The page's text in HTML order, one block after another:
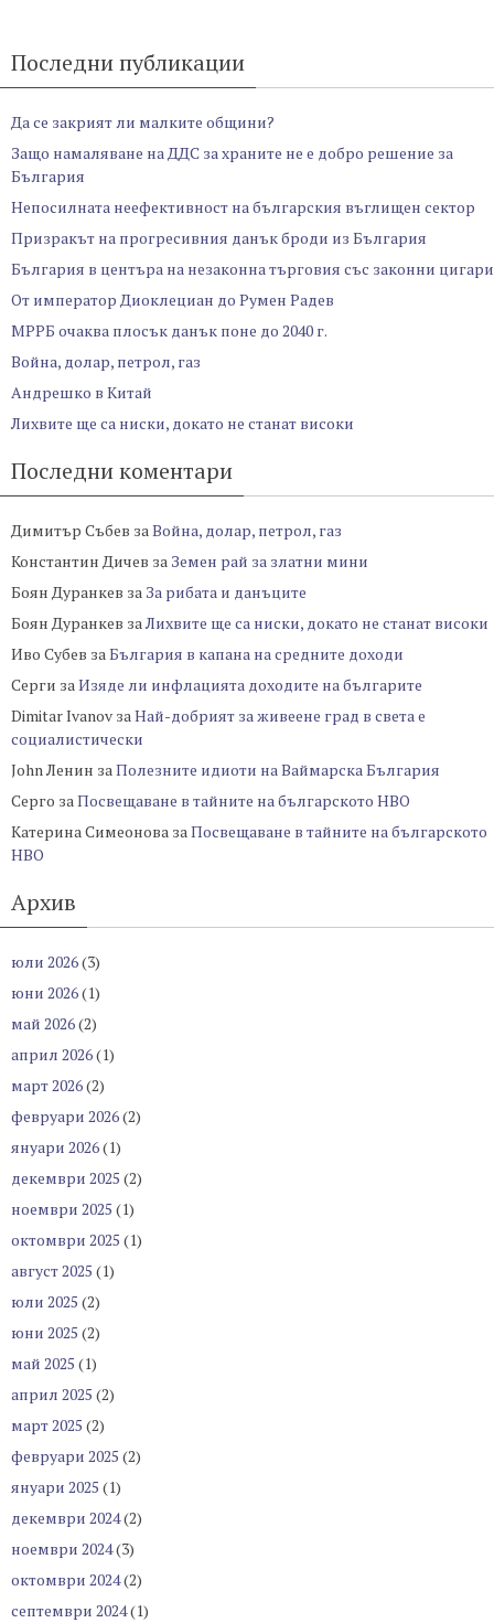
Последни публикации
Да се закрият ли малките общини?
Защо намаляване на ДДС за храните не е добро решение за
България
Непосилната неефективност на българския въглищен сектор
Призракът на прогресивния данък броди из България
България в центъра на незаконна търговия със законни цигари
От император Диоклециан до Румен Радев
МРРБ очаква плосък данък поне до 2040 г.
Война, долар, петрол, газ
Андрешко в Китай
Лихвите ще са ниски, докато не станат високи
Последни коментари
Димитър Събев за Война, долар, петрол, газ
Константин Дичев за Земен рай за златни мини
Боян Дуранкев за За рибата и данъците
Боян Дуранкев заЛихвите ще са ниски, докато не станат високи
Иво Субев за България в капана на средните доходи
Серги за Изяде ли инфлацията доходите на българите
Dimitar Ivanov за Най-добрият за живеене град в света е
социалистически
John Ленин за Полезните идиоти на Ваймарска България
Серго за Посвещаване в тайните на българското НВО
Катерина Симеонова за Посвещаване в тайните на българското
НВО
Архив
юли 2026(3)
юни 2026(1)
май 2026(2)
април 2026(1)
март 2026(2)
февруари 2026(2)
януари 2026(1)
декември 2025 (2)
ноември 2025 (1)
октомври 2025 (1)
август 2025 (1)
юли 2025 (2)
юни 2025 (2)
май 2025 (1)
април 2025 (2)
март 2025 (2)
февруари 2025 (2)
януари 2025 (1)
декември 2024(2)
ноември 2024(3)
октомври 2024(2)
септември 2024(1)